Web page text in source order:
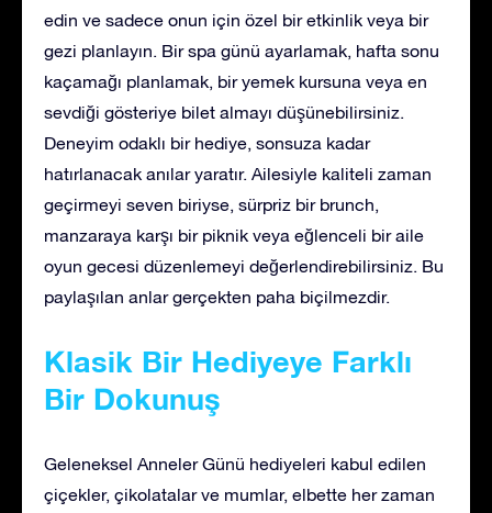
edin ve sadece onun için özel bir etkinlik veya bir
gezi planlayın. Bir spa günü ayarlamak, hafta sonu
kaçamağı planlamak, bir yemek kursuna veya en
sevdiği gösteriye bilet almayı düşünebilirsiniz.
Deneyim odaklı bir hediye, sonsuza kadar
hatırlanacak anılar yaratır. Ailesiyle kaliteli zaman
geçirmeyi seven biriyse, sürpriz bir brunch,
manzaraya karşı bir piknik veya eğlenceli bir aile
oyun gecesi düzenlemeyi değerlendirebilirsiniz. Bu
paylaşılan anlar gerçekten paha biçilmezdir.
Klasik Bir Hediyeye Farklı
Bir Dokunuş
Geleneksel Anneler Günü hediyeleri kabul edilen
çiçekler, çikolatalar ve mumlar, elbette her zaman